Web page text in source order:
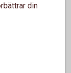
att
din